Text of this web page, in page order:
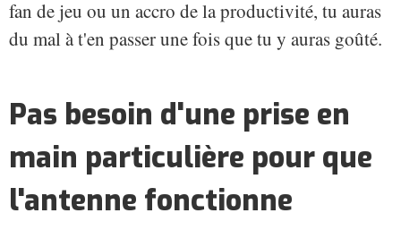
fan de jeu ou un accro de la productivité, tu auras
du mal à t'en passer une fois que tu y auras goûté.
Pas besoin d'une prise en
main particulière pour que
l'antenne fonctionne